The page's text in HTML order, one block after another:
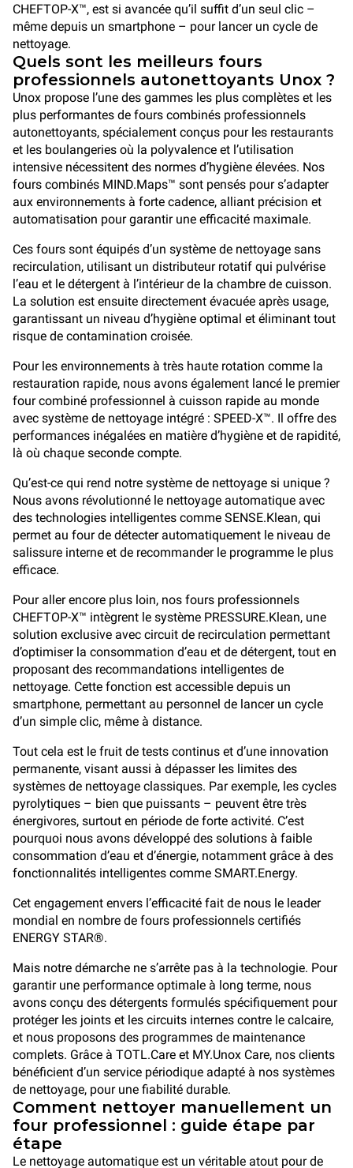
CHEFTOP-X™, est si avancée qu’il suffit d’un seul clic –
même depuis un smartphone – pour lancer un cycle de
nettoyage.
Quels sont les meilleurs fours
professionnels autonettoyants Unox ?
Unox propose l’une des gammes les plus complètes et les
plus performantes de fours combinés professionnels
autonettoyants, spécialement conçus pour les restaurants
et les boulangeries où la polyvalence et l’utilisation
intensive nécessitent des normes d’hygiène élevées. Nos
fours combinés MIND.Maps™ sont pensés pour s’adapter
aux environnements à forte cadence, alliant précision et
automatisation pour garantir une efficacité maximale.
Ces fours sont équipés d’un système de nettoyage sans
recirculation, utilisant un distributeur rotatif qui pulvérise
l’eau et le détergent à l’intérieur de la chambre de cuisson.
La solution est ensuite directement évacuée après usage,
garantissant un niveau d’hygiène optimal et éliminant tout
risque de contamination croisée.
Pour les environnements à très haute rotation comme la
restauration rapide, nous avons également lancé le premier
four combiné professionnel à cuisson rapide au monde
avec système de nettoyage intégré : SPEED-X™. Il offre des
performances inégalées en matière d’hygiène et de rapidité,
là où chaque seconde compte.
Qu’est-ce qui rend notre système de nettoyage si unique ?
Nous avons révolutionné le nettoyage automatique avec
des technologies intelligentes comme SENSE.Klean, qui
permet au four de détecter automatiquement le niveau de
salissure interne et de recommander le programme le plus
efficace.
Pour aller encore plus loin, nos fours professionnels
CHEFTOP-X™ intègrent le système PRESSURE.Klean, une
solution exclusive avec circuit de recirculation permettant
d’optimiser la consommation d’eau et de détergent, tout en
proposant des recommandations intelligentes de
nettoyage. Cette fonction est accessible depuis un
smartphone, permettant au personnel de lancer un cycle
d’un simple clic, même à distance.
Tout cela est le fruit de tests continus et d’une innovation
permanente, visant aussi à dépasser les limites des
systèmes de nettoyage classiques. Par exemple, les cycles
pyrolytiques – bien que puissants – peuvent être très
énergivores, surtout en période de forte activité. C’est
pourquoi nous avons développé des solutions à faible
consommation d’eau et d’énergie, notamment grâce à des
fonctionnalités intelligentes comme SMART.Energy.
Cet engagement envers l’efficacité fait de nous le leader
mondial en nombre de fours professionnels certifiés
ENERGY STAR®.
Mais notre démarche ne s’arrête pas à la technologie. Pour
garantir une performance optimale à long terme, nous
avons conçu des détergents formulés spécifiquement pour
protéger les joints et les circuits internes contre le calcaire,
et nous proposons des programmes de maintenance
complets. Grâce à TOTL.Care et MY.Unox Care, nos clients
bénéficient d’un service périodique adapté à nos systèmes
de nettoyage, pour une fiabilité durable.
Comment nettoyer manuellement un
four professionnel : guide étape par
étape
Le nettoyage automatique est un véritable atout pour de